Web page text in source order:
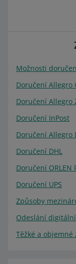
Možnosti
Doručení Allegro
Doručení Allegro
Doručení InPost
Doručení Allegro
Doručení DHL
Doručení ORLEN
Doručení UPS
Způsoby
Odeslání
Těžké a